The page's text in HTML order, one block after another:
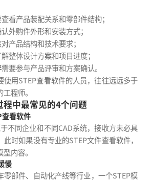
看产品装配关系和零部件结构；
外购件外形和安装方式；
产品结构和技术要求；
整体设计方案和项目进度；
需要参与产品评审和方案确认。
使用STEP查看软件的人员，往往远远多于
程师。
程中最常见的4个问题
看软件
不同企业和不同CAD系统，接收方未必具
时如果没有专业的STEP文件查看软件，
内容。
慢
零部件、自动化产线等行业，一个STEP模